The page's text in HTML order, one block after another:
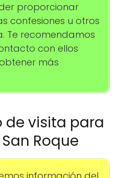
proporcionar
confesiones u otros
Te recomendamos
con ellos
más
visita para
Roque